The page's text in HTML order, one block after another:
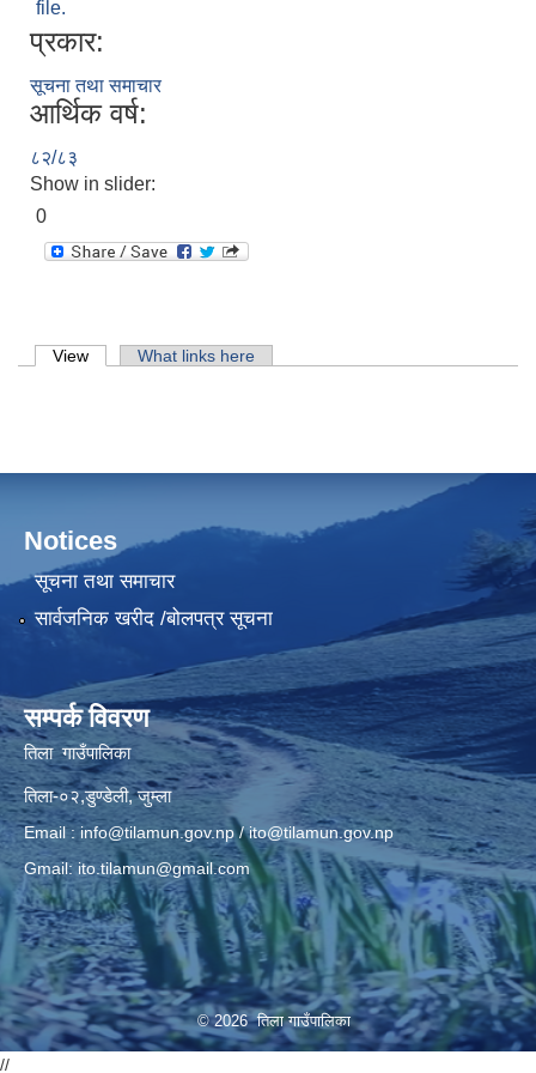
file.
प्रकार:
सूचना तथा समाचार
आर्थिक वर्ष:
८२/८३
Show in slider:
0
Primary tabs
View (active tab)What links here
Notices
सूचना तथा समाचार
सार्वजनिक खरीद /बोलपत्र सूचना
सम्पर्क विवरण
तिला गाउँपालिका
तिला-०२,डुण्डेली, जुम्ला
Email : info@tilamun.gov.np/ito@tilamun.gov.np
Gmail: ito.tilamun@gmail.com
© 2026 तिला गाउँपालिका
//